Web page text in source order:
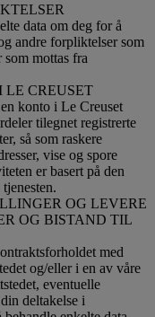
data om deg for å
andre forpliktelser som
mottas fra
LE CREUSET
konto i Le Creuset
tilegnet registrerte
så som raskere
vise og spore
er basert på den
OG LEVERE
OG BISTAND TIL
med
og/eller i en av våre
eventuelle
deltakelse i